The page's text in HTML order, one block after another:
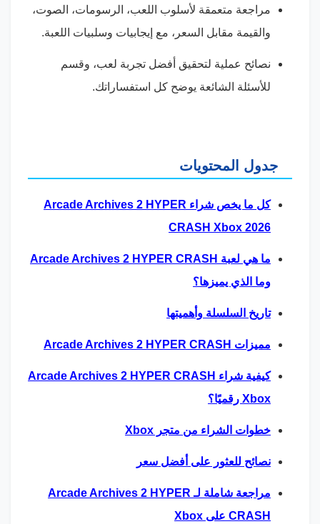
مراجعة متعمقة لأسلوب اللعب، الرسومات، الصوت،
والقيمة مقابل السعر، مع إيجابيات وسلبيات اللعبة.
نصائح عملية لتحقيق أفضل تجربة لعب، وقسم
للأسئلة الشائعة يوضح كل استفساراتك.
جدول المحتويات
كل ما يخص شراء Arcade Archives 2 HYPER
CRASH Xbox 2026
ما هي لعبة Arcade Archives 2 HYPER CRASH
وما الذي يميزها؟
تاريخ السلسلة وأهميتها
مميزات Arcade Archives 2 HYPER CRASH
كيفية شراء Arcade Archives 2 HYPER CRASH
Xbox رقميًا؟
خطوات الشراء من متجر Xbox
نصائح للعثور على أفضل سعر
مراجعة شاملة لـ Arcade Archives 2 HYPER
CRASH على Xbox